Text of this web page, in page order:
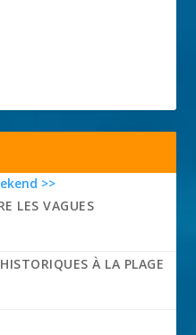
>>
LES VAGUES
À LA PLAGE